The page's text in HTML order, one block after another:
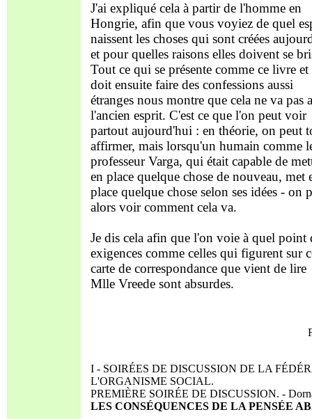
J'ai expliqué cela à partir de l'homme en
Hongrie, afin que vous voyiez de quel
naissent les choses qui sont créées
et pour quelles raisons elles doivent se
Tout ce qui se présente comme ce livre
doit ensuite faire des confessions aussi
étranges nous montre que cela ne va pas
l'ancien esprit. C'est ce que l'on peut voir
partout aujourd'hui : en théorie, on peut
affirmer, mais lorsqu'un humain comme
professeur Varga, qui était capable de
en place quelque chose de nouveau, met
place quelque chose selon ses idées - on
alors voir comment cela va.
Je dis cela afin que l'on voie à quel point
exigences comme celles qui figurent sur
carte de correspondance que vient de lire
Mlle Vreede sont absurdes.
I - SOIRÉES DE DISCUSSION DE LA
L'ORGANISME SOCIAL.
PREMIÈRE SOIRÉE DE DISCUSSION. -
LES CONSÉQUENCES DE LA PENSÉE